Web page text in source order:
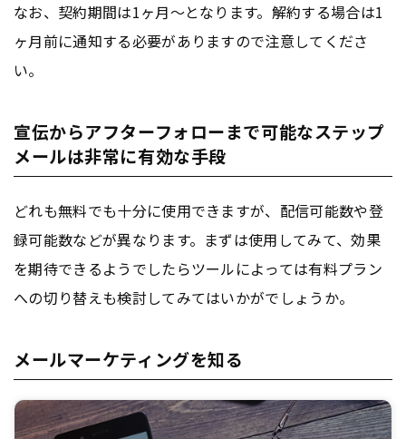
なお、契約期間は1ヶ月〜となります。解約する場合は1
ヶ月前に通知する必要がありますので注意してくださ
い。
宣伝からアフターフォローまで可能なステップ
メールは非常に有効な手段
どれも無料でも十分に使用できますが、配信可能数や登
録可能数などが異なります。まずは使用してみて、効果
を期待できるようでしたらツールによっては有料プラン
への切り替えも検討してみてはいかがでしょうか。
メールマーケティングを知る